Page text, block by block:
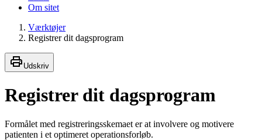
Om sitet
Værktøjer
Registrer dit dagsprogram
Udskriv
Registrer dit dagsprogram
Formålet med registreringsskemaet er at involvere og motivere
patienten i et optimeret operationsforløb.